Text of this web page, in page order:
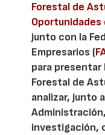
Forestal de
Oportunidades
junto con la
Empresarios (
para presentar
Forestal de
analizar, junto
investigación,